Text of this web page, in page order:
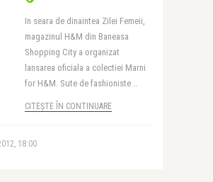
In seara de dinaintea Zilei Femeii,
magazinul H&M din Baneasa
Shopping City a organizat
lansarea oficiala a colectiei Marni
for H&M. Sute de fashioniste ..
CITEȘTE ÎN CONTINUARE
18:00